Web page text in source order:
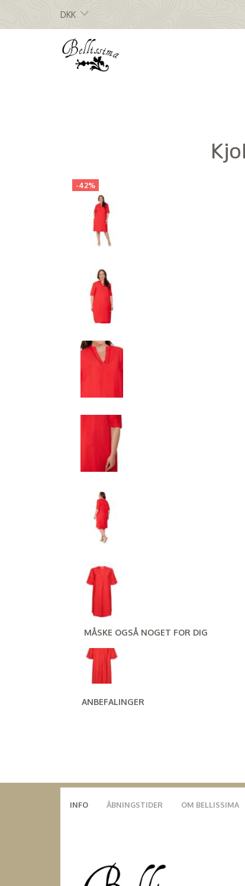
DKK
-42%
MÅSKE OGSÅ NOGET FOR DIG
ANBEFALINGER
INFO ÅBNINGSTIDER OM BELLISSIMA